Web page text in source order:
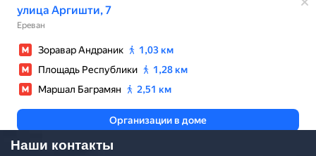
Наши контакты